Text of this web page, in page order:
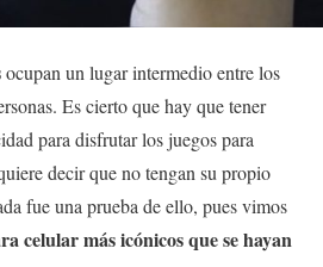
ocupan un lugar intermedio entre los
Es cierto que hay que tener
para disfrutar los juegos para
decir que no tengan su propio
fue una prueba de ello, pues vimos
celular más icónicos que se hayan